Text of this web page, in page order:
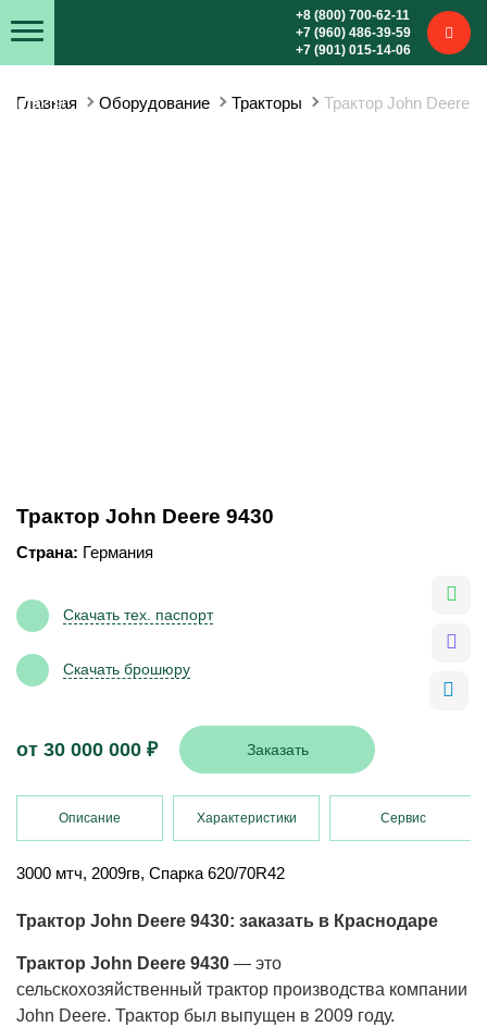
+8 (800) 700-62-11
+7 (960) 486-39-59
+7 (901) 015-14-06
Контакты
Главная Оборудование Тракторы Трактор John Deere
Трактор John Deere 9430
Страна: Германия
Скачать тех. паспорт
Скачать брошюру
от 30 000 000 ₽ Заказать
Описание Характеристики Сервис
3000 мтч, 2009гв, Спарка 620/70R42
Трактор John Deere 9430: заказать в Краснодаре
Трактор John Deere 9430 — это
сельскохозяйственный трактор производства компании
John Deere. Трактор был выпущен в 2009 году.